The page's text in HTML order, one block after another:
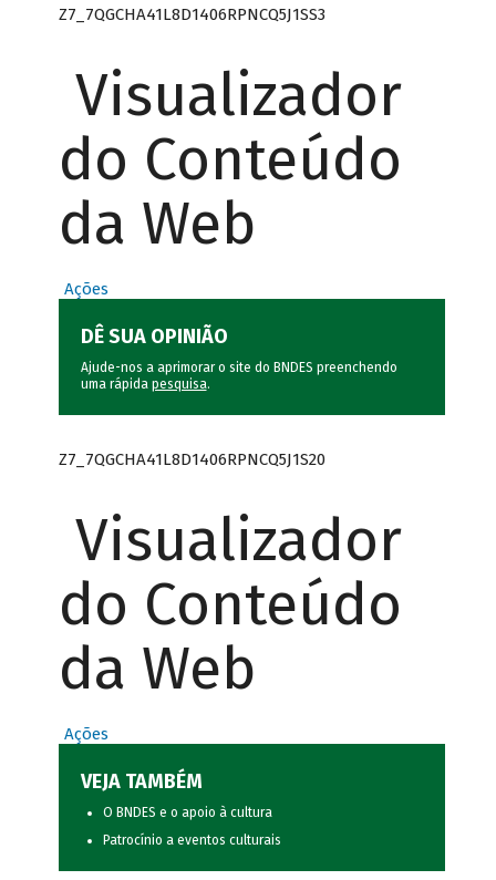
Z7_7QGCHA41L8D1406RPNCQ5J1SS3
Visualizador
do Conteúdo
da Web
Ações
DÊ SUA OPINIÃO
Ajude-nos a aprimorar o site do BNDES preenchendo
uma rápida pesquisa.
Z7_7QGCHA41L8D1406RPNCQ5J1S20
Visualizador
do Conteúdo
da Web
Ações
VEJA TAMBÉM
O BNDES e o apoio à cultura
Patrocínio a eventos culturais